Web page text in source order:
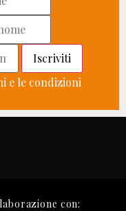
e le condizioni
con: